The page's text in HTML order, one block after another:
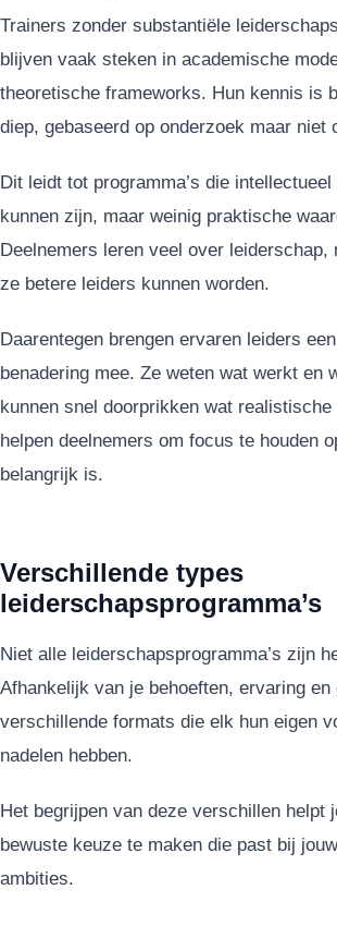
Trainers zonder substantiële
blijven vaak steken in academische
theoretische frameworks. Hun kennis is
diep, gebaseerd op onderzoek maar niet
Dit leidt tot programma’s die
kunnen zijn, maar weinig praktische
Deelnemers leren veel over leiderschap,
ze betere leiders kunnen worden.
Daarentegen brengen ervaren leiders
benadering mee. Ze weten wat werkt en
kunnen snel doorprikken wat realistische
helpen deelnemers om focus te houden
belangrijk is.
Verschillende types
leiderschapsprogramma’s
Niet alle leiderschapsprogramma’s zijn
Afhankelijk van je behoeften, ervaring en
verschillende formats die elk hun eigen
nadelen hebben.
Het begrijpen van deze verschillen helpt
bewuste keuze te maken die past bij
ambities.